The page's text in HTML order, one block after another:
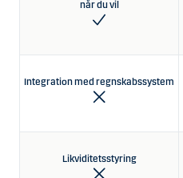
når du vil
Integration med regnskabssystem
Likviditetsstyring